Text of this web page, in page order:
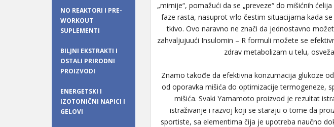
NO REAKTORI I PRE-
WORKOUT
SUPLEMENTI
BILJNI EKSTRAKTI I
OSTALI PRIRODNI
PROIZVODI
ENERGETSKI I
IZOTONIČNI NAPICI I
GELOVI
„mirnije“, pomažući da se „preveze“ do mišićnih
faze rasta, nasuprot vrlo čestim situacijama kada
tkivo. Ovo naravno ne znači da jednostavno
zahvaljujuući Insulomin – R formuli možete se
zdrav metabolizam u telu,
Znamo takođe da efektivna konzumacija glukoze
od oporavka mišića do optimizacije termogeneze,
mišića. Svaki Yamamoto proizvod je rezultat
istraživanje i razvoj koji se staraju o tome da
sportiste, sa elementima čija je upotreba naučno